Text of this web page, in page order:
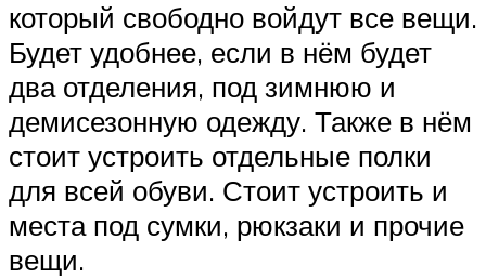
который свободно войдут все вещи.
Будет удобнее, если в нём будет
два отделения, под зимнюю и
демисезонную одежду. Также в нём
стоит устроить отдельные полки
для всей обуви. Стоит устроить и
места под сумки, рюкзаки и прочие
вещи.